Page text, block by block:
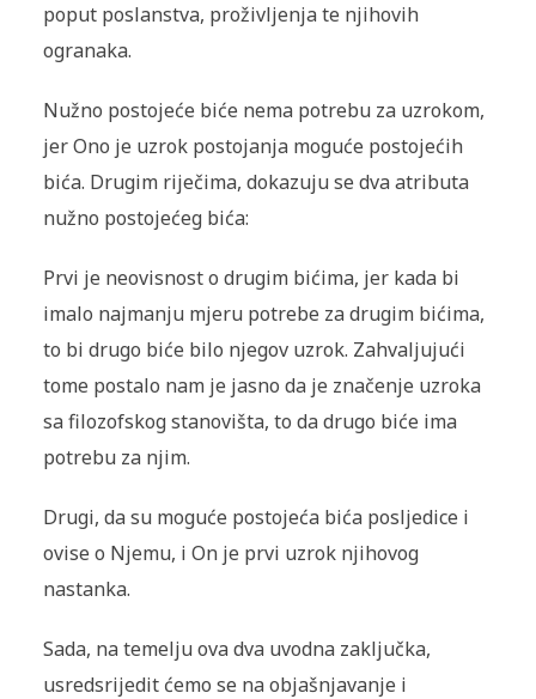
poput poslanstva, proživljenja te njihovih
ogranaka.
Nužno postojeće biće nema potrebu za uzrokom,
jer Ono je uzrok postojanja moguće postojećih
bića. Drugim riječima, dokazuju se dva atributa
nužno postojećeg bića:
Prvi je neovisnost o drugim bićima, jer kada bi
imalo najmanju mjeru potrebe za drugim bićima,
to bi drugo biće bilo njegov uzrok. Zahvaljujući
tome postalo nam je jasno da je značenje uzroka
sa filozofskog stanovišta, to da drugo biće ima
potrebu za njim.
Drugi, da su moguće postojeća bića posljedice i
ovise o Njemu, i On je prvi uzrok njihovog
nastanka.
Sada, na temelju ova dva uvodna zaključka,
usredsrijedit ćemo se na objašnjavanje i